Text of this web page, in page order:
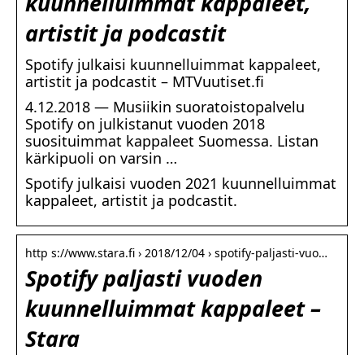
artistit ja podcastit
Spotify julkaisi kuunnelluimmat kappaleet,
artistit ja podcastit – MTVuutiset.fi
4.12.2018 — Musiikin suoratoistopalvelu
Spotify on julkistanut vuoden 2018
suosituimmat kappaleet Suomessa. Listan
kärkipuoli on varsin …
Spotify julkaisi vuoden 2021 kuunnelluimmat
kappaleet, artistit ja podcastit.
http s://www.stara.fi › 2018/12/04 › spotify-paljasti-vuo…
Spotify paljasti vuoden
kuunnelluimmat kappaleet –
Stara